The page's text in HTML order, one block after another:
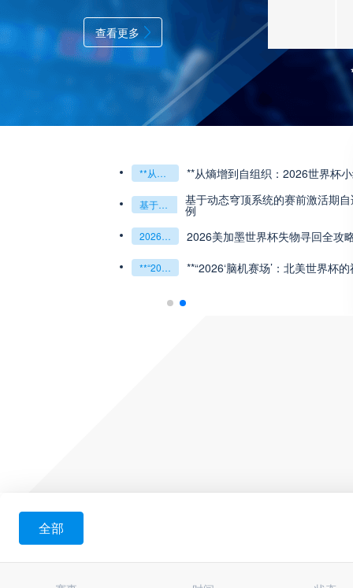
查看更多
**从熵增到自组织：2026世界杯小组赛战术系统的演化密码** **从熵增到自组织：2026世界杯
基于动态穹顶系统的赛前激活期自适应调控方案——以温哥华BC Place为案例 基于动态穹顶系统的赛前激活期
例
2026美加墨世界杯失物寻回全攻略（16城通兑版） 2026美加墨世界杯失物寻回全攻
**“2026‘脑机赛场’：北美世界杯的神经架构与生态裂变”** **“2026‘脑机赛场’：北美世界杯
全部